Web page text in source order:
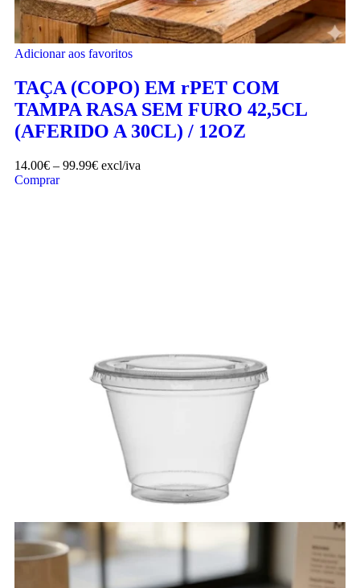
Adicionar aos favoritos
TAÇA (COPO) EM rPET COM
TAMPA RASA SEM FURO 42,5CL
(AFERIDO A 30CL) / 12OZ
14.00€ – 99.99€ excl/iva
Comprar